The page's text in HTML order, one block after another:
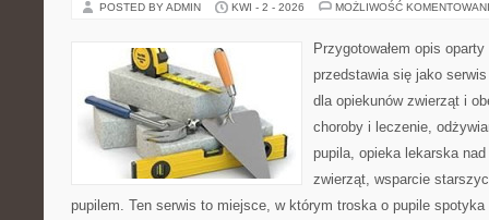
POSTED BY ADMIN KWI - 2 - 2026 MOŻLIWOŚĆ
Przygotowałem opis
przedstawia się jako
dla opiekunów zwierząt i
choroby i leczenie,
pupila, opieka lekarska
zwierząt, wsparcie
pupilem. Ten serwis to miejsce, w którym troska o pupile